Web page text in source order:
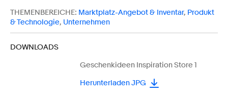
THEMENBEREICHE: Marktplatz-Angebot & Inventar, Produkt
& Technologie, Unternehmen
DOWNLOADS
Geschenkideen Inspiration Store 1
Herunterladen JPG